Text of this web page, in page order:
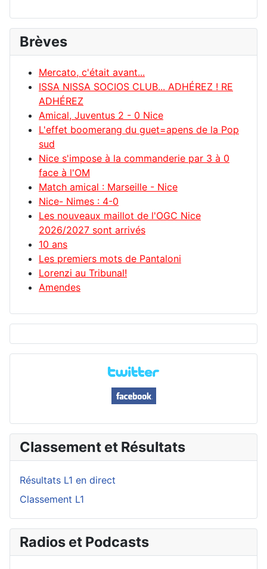
Brèves
Mercato, c'était avant...
ISSA NISSA SOCIOS CLUB... ADHÉREZ ! RE
ADHÉREZ
Amical, Juventus 2 - 0 Nice
L'effet boomerang du guet=apens de la Pop
sud
Nice s'impose à la commanderie par 3 à 0
face à l'OM
Match amical : Marseille - Nice
Nice- Nimes : 4-0
Les nouveaux maillot de l'OGC Nice
2026/2027 sont arrivés
10 ans
Les premiers mots de Pantaloni
Lorenzi au Tribunal!
Amendes
Classement et Résultats
Résultats L1 en direct
Classement L1
Radios et Podcasts